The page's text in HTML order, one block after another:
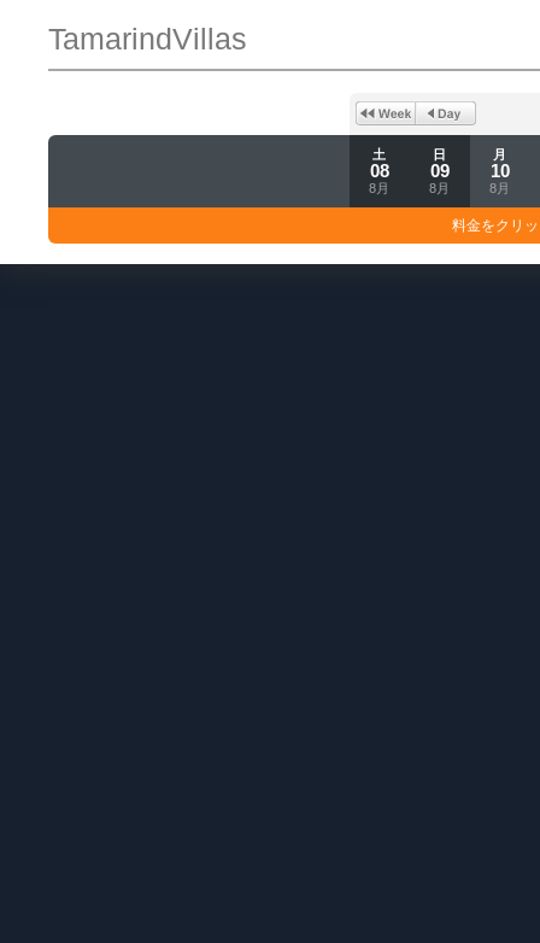
TamarindVillas
土
08
8月
日
09
8月
月
10
8月
料金をクリ